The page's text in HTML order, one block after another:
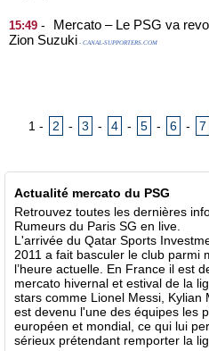
15:49 -
Mercato – Le PSG va
Zion Suzuki - CANAL-SUPPORTERS.COM
1 - 2 - 3 - 4 - 5 - 6 - 7
Actualité mercato du PSG
Retrouvez toutes les dernières
Rumeurs du Paris SG en live.
L'arrivée du Qatar Sports
2011 a fait basculer le club parmi
l’heure actuelle. En France il est
mercato hivernal et estival de la
stars comme Lionel Messi, Kylian
est devenu l'une des équipes les
européen et mondial, ce qui lui
sérieux prétendant remporter la